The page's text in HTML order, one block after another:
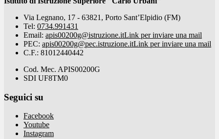
Via Legnano, 17 - 63821, Porto Sant’Elpidio (FM)
Tel: 0734.991431
Email: apis00200g@istruzione.itLink per inviare una mail
PEC: apis00200g@pec.istruzione.itLink per inviare una mail
C.F.: 81012440442
Cod. Mec. APIS00200G
SDI UF8TM0
Seguici su
Facebook
Youtube
Instagram